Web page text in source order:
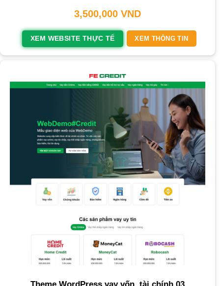
3,500,000 VND
XEM WEBSITE THỰC TẾ XEM THÔNG TIN